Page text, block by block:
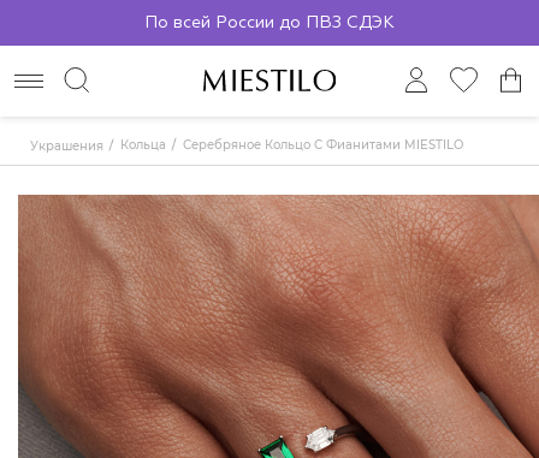
По всей России до ПВЗ СДЭК
Украшения Кольца Серебряное Кольцо С Фианитами MIESTILO